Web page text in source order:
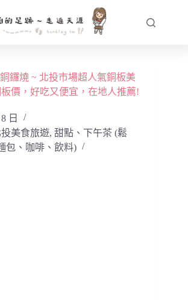
鑼燒 ~ 北投市場超人氣銅板美
價，好吃又便宜，在地人推薦!
日
投美食旅遊, 甜點、下午茶 (鬆
包、咖啡、飲料)